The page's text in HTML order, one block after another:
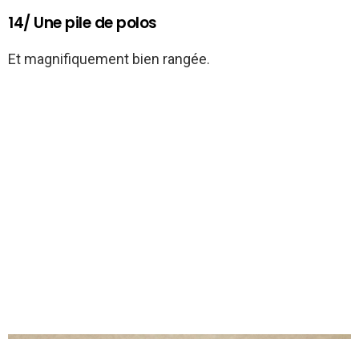
14/ Une pile de polos
Et magnifiquement bien rangée.